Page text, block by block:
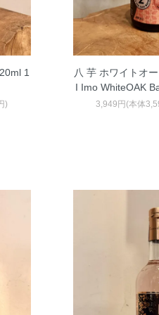
1
)
八 芋 ホワイトオ
I Imo WhiteOAK
3,949円(本体